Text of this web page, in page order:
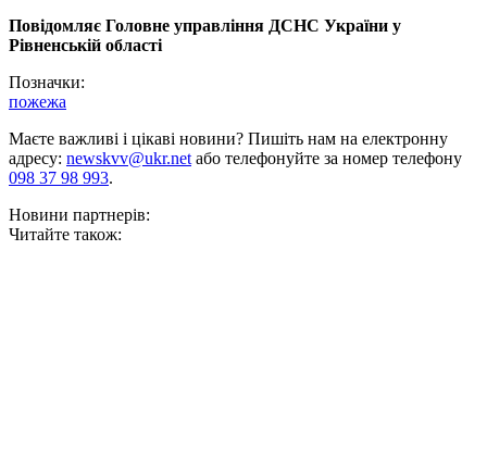
Повідомляє Головне управління ДСНС України у
Рівненській області
Позначки:
пожежа
Маєте важливі і цікаві новини? Пишіть нам на електронну
адресу: newskvv@ukr.netабо телефонуйте за номер телефону
098 37 98 993.
Новини партнерів:
Читайте також: